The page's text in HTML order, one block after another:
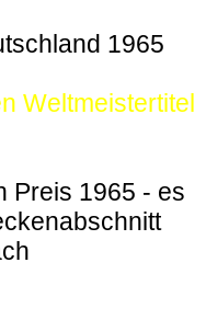
1965
Weltmeistertitel
Preis 1965 - es